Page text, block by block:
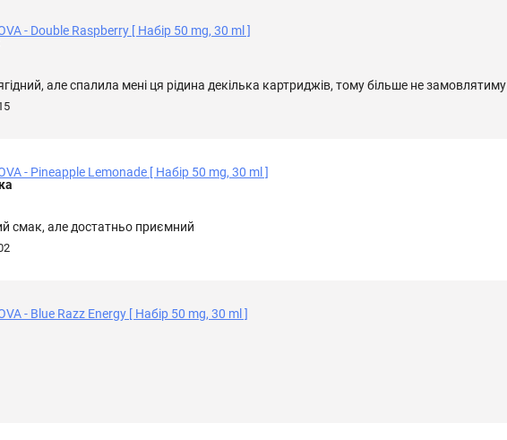
- Double Raspberry [ Набір 50 mg, 30 ml ]
але спалила мені ця рідина декілька картриджів, тому більше не замовлятиму
- Pineapple Lemonade [ Набір 50 mg, 30 ml ]
смак, але достатньо приємний
- Blue Razz Energy [ Набір 50 mg, 30 ml ]